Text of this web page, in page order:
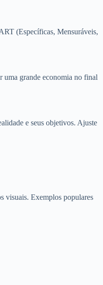
(Específicas, Mensuráveis,
uma grande economia no final
e seus objetivos. Ajuste
visuais. Exemplos populares